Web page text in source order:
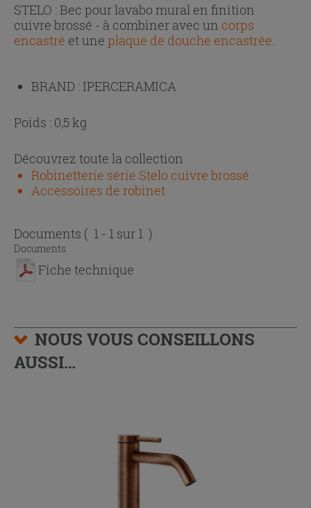
STELO : Bec pour lavabo mural en finition
cuivre brossé - à combiner avec un corps
encastré et une plaque de douche encastrée
BRAND : IPERCERAMICA
Poids : 0,5 kg
Découvrez toute la collection
Robinetterie série Stelo cuivre brossé
Accessoires de robinet
Documents ( 1 - 1 sur 1 )
Documents
Fiche technique
NOUS VOUS CONSEILLONS
AUSSI…